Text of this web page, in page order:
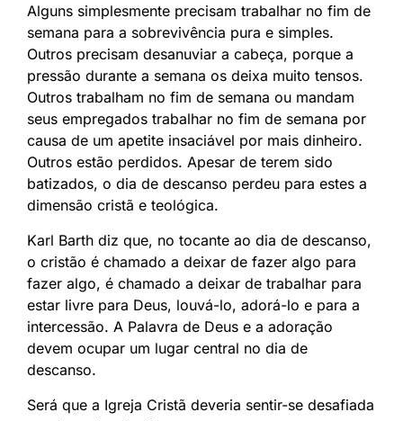
Alguns simplesmente precisam trabalhar no fim de
semana para a sobrevivência pura e simples.
Outros precisam desanuviar a cabeça, porque a
pressão durante a semana os deixa muito tensos.
Outros trabalham no fim de semana ou mandam
seus empregados trabalhar no fim de semana por
causa de um apetite insaciável por mais dinheiro.
Outros estão perdidos. Apesar de terem sido
batizados, o dia de descanso perdeu para estes a
dimensão cristã e teológica.
Karl Barth diz que, no tocante ao dia de descanso,
o cristão é chamado a deixar de fazer algo para
fazer algo, é chamado a deixar de trabalhar para
estar livre para Deus, louvá-lo, adorá-lo e para a
intercessão. A Palavra de Deus e a adoração
devem ocupar um lugar central no dia de
descanso.
Será que a Igreja Cristã deveria sentir-se desafiada